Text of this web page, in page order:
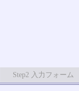
Step2 入力フォーム